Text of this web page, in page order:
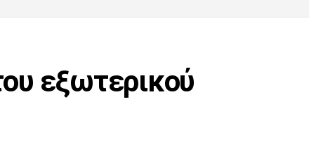
εξωτερικού